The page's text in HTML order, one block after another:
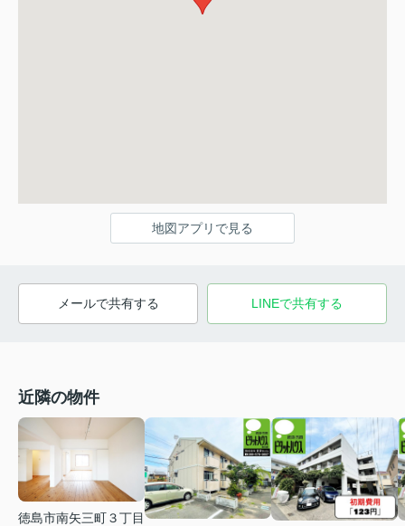
地図アプリで見る
メールで共有する LINEで共有する
近隣の物件
徳島市南矢三町３丁目